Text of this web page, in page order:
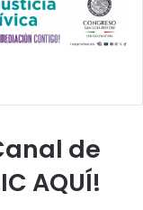
de
AQUÍ!